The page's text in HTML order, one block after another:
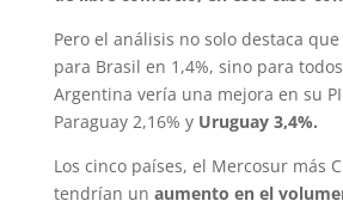
Pero el análisis no solo destaca
para Brasil en 1,4%, sino para
Argentina vería una mejora en su
Paraguay 2,16% y Uruguay 3,4%.
Los cinco países, el Mercosur más
tendrían un aumento en el